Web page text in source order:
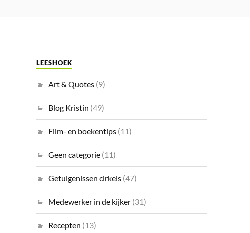
LEESHOEK
Art & Quotes (9)
Blog Kristin (49)
Film- en boekentips (11)
Geen categorie (11)
Getuigenissen cirkels (47)
Medewerker in de kijker (31)
Recepten (13)